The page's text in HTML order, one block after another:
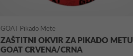
GOAT Pikado Mete
ZAŠTITNI OKVIR ZA PIKADO METU
GOAT CRVENA/CRNA